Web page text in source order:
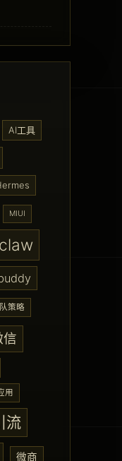
AI工具
MIUI
策略
信
用
流
微商